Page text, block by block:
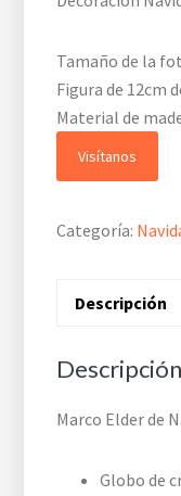
Tamaño de la
Figura de 12cm
Material de
Visítanos
Categoría:
Descripción
Descripción
Marco Elder de
Globo de